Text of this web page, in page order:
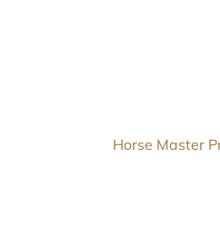
Horse Master